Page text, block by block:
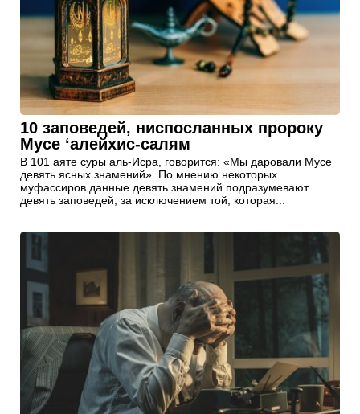
10 заповедей, ниспосланных пророку
Мусе ‘алейхис-салям
В 101 аяте суры аль-Исра, говорится: «Мы даровали Мусе
девять ясных знамений». По мнению некоторых
муфассиров данные девять знамений подразумевают
девять заповедей, за исключением той, которая...